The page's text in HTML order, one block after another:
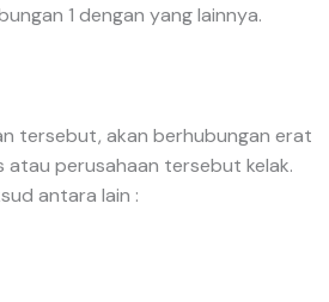
1 dengan yang lainnya.
tersebut, akan berhubungan erat
perusahaan tersebut kelak.
antara lain :